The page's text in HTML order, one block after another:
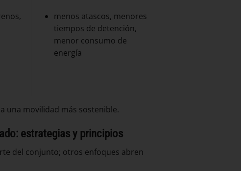
menos atascos, menores
tiempos de detención,
menor consumo de
energía
una movilidad más sostenible.
estrategias y principios
del conjunto; otros enfoques abren